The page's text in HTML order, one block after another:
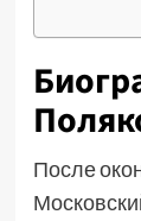
После